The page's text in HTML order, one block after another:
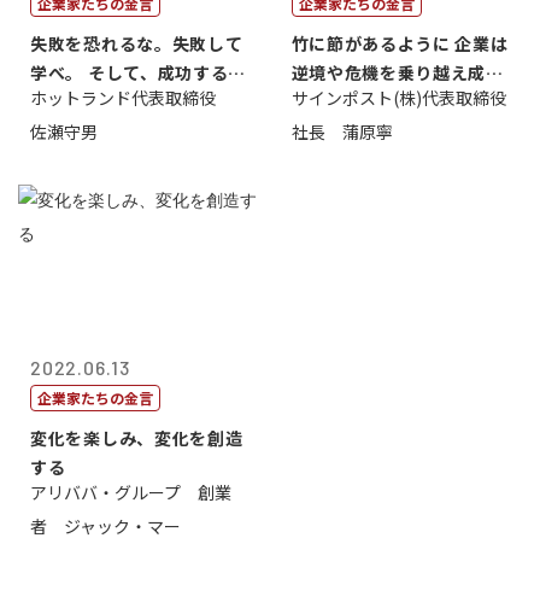
失敗を恐れるな。失敗して
学べ。 そして、成功するま
で挑戦し続...
ホットランド代表取締役
佐瀬守男
竹に節があるように 企業は
逆境や危機を乗り越え成長
する
サインポスト(株)代表取締役
社長 蒲原寧
2022.06.13
企業家たちの金言
変化を楽しみ、変化を創造
する
アリババ・グループ 創業
者 ジャック・マー